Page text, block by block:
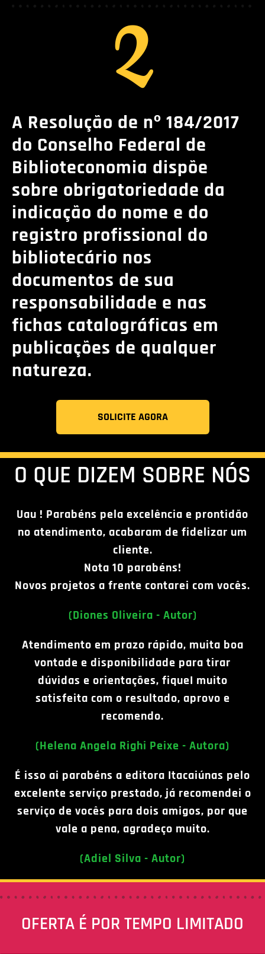
2
A Resolução de nº 184/2017
do Conselho Federal de
Biblioteconomia dispõe
sobre obrigatoriedade da
indicação do nome e do
registro profissional do
bibliotecário nos
documentos de sua
responsabilidade e nas
fichas catalográficas em
publicações de qualquer
natureza.
SOLICITE AGORA
O QUE DIZEM SOBRE NÓS
Uau ! Parabéns pela excelência e prontidão
no atendimento, acabaram de fidelizar um
cliente.
Nota 10 parabéns!
Novos projetos a frente contarei com vocês.
(Diones Oliveira - Autor)
Atendimento em prazo rápido, muita boa
vontade e disponibilidade para tirar
dúvidas e orientações, fiqueI muito
satisfeita com o resultado, aprovo e
recomendo.
(Helena Angela Righi Peixe - Autora)
É isso ai parabéns a editora Itacaiúnas pelo
excelente serviço prestado, já recomendei o
serviço de vocês para dois amigos, por que
vale a pena, agradeço muito.
(Adiel Silva - Autor)
OFERTA É POR TEMPO LIMITADO